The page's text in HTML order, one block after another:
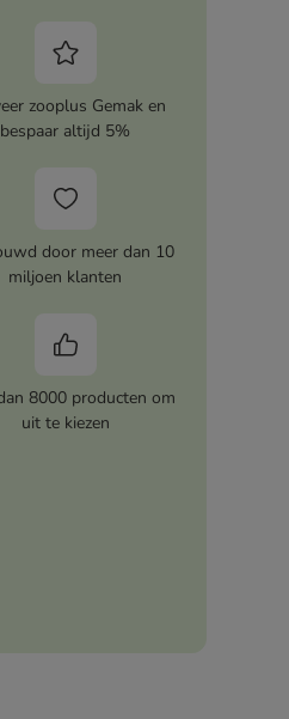
zooplus Gemak en
bespaar altijd 5%
door meer dan 10
miljoen klanten
8000 producten om
uit te kiezen